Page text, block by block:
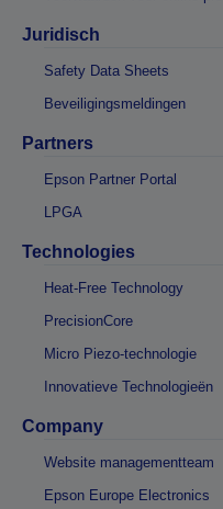
Juridisch
Safety Data Sheets
Beveiligingsmeldingen
Partners
Epson Partner Portal
LPGA
Technologies
Heat-Free Technology
PrecisionCore
Micro Piezo-technologie
Innovatieve Technologieën
Company
Website managementteam
Epson Europe Electronics